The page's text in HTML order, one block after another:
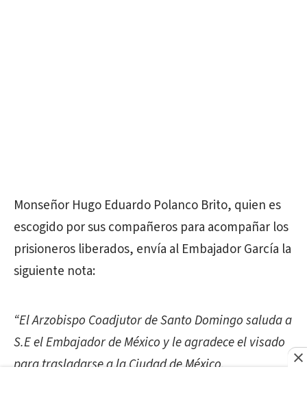
Monseñor Hugo Eduardo Polanco Brito, quien es
escogido por sus compañeros para acompañar los
prisioneros liberados, envía al Embajador García la
siguiente nota:
“El Arzobispo Coadjutor de Santo Domingo saluda a
S.E el Embajador de México y le agradece el visado
para trasladarse a la Ciudad de México,